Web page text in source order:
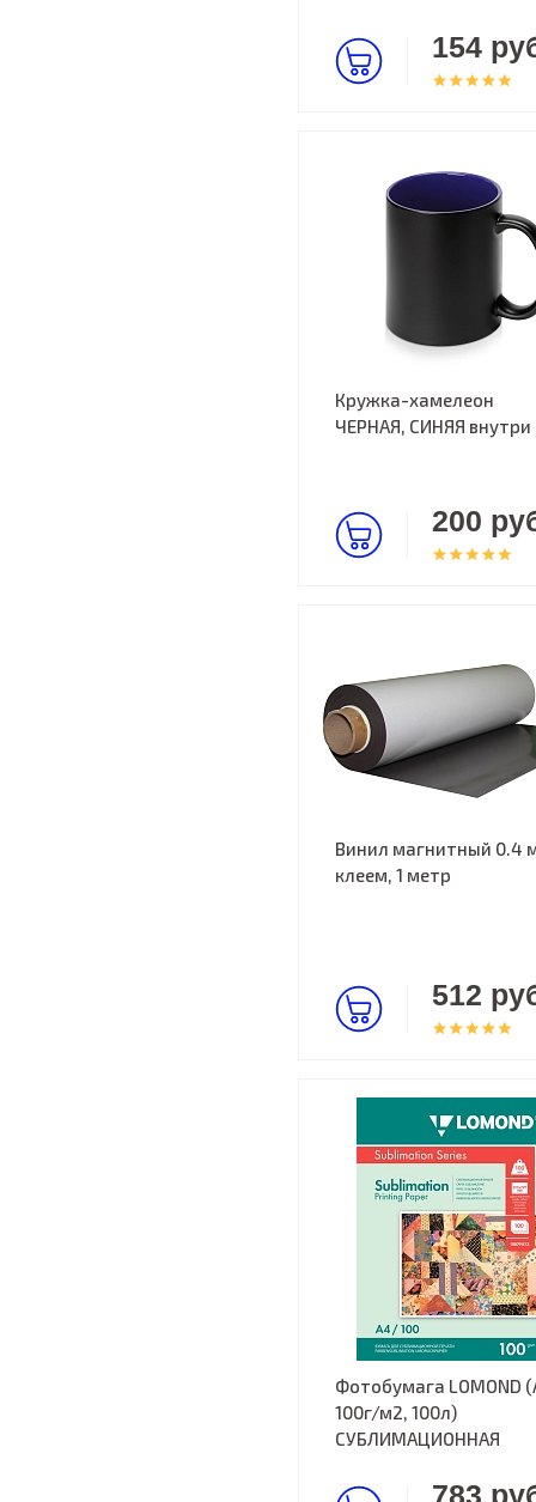
154
Кружка-хамелеон
ЧЕРНАЯ, СИНЯЯ внутри
200
Винил магнитный 0.4
клеем, 1 метр
512
Фотобумага LOMOND
100г/м2, 100л)
СУБЛИМАЦИОННАЯ
783